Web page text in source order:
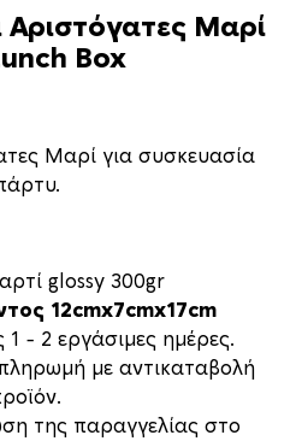
Αριστόγατες Μαρί
Box
Μαρί για συσκευασία
glossy 300gr
12cmx7cmx17cm
– 2 εργάσιμες ημέρες.
με αντικαταβολή
της παραγγελίας στο